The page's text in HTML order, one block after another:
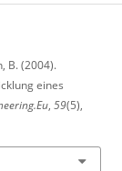
B. (2004).
eines
, 59(5),